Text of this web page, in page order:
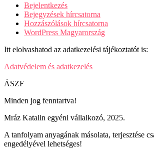
Bejelentkezés
Bejegyzések hírcsatorna
Hozzászólások hírcsatorna
WordPress Magyarország
Itt elolvashatod az adatkezelési tájékoztatót is:
Adatvédelem és adatkezelés
ÁSZF
Minden jog fenntartva!
Mráz Katalin egyéni vállalkozó, 2025.
A tanfolyam anyagának másolata, terjesztése
engedélyével lehetséges!